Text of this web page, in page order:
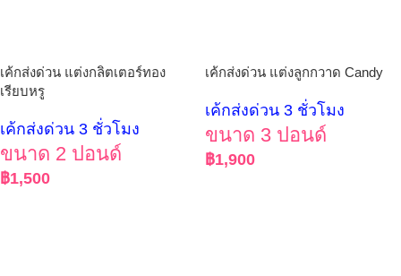
เค้กส่งด่วน แต่งกลิตเตอร์ทอง
เรียบหรู
เค้กส่งด่วน 3 ชั่วโมง
ขนาด 2 ปอนด์
฿1,500
เค้กส่งด่วน แต่งลูกกวาด Candy
เค้กส่งด่วน 3 ชั่วโมง
ขนาด 3 ปอนด์
฿1,900